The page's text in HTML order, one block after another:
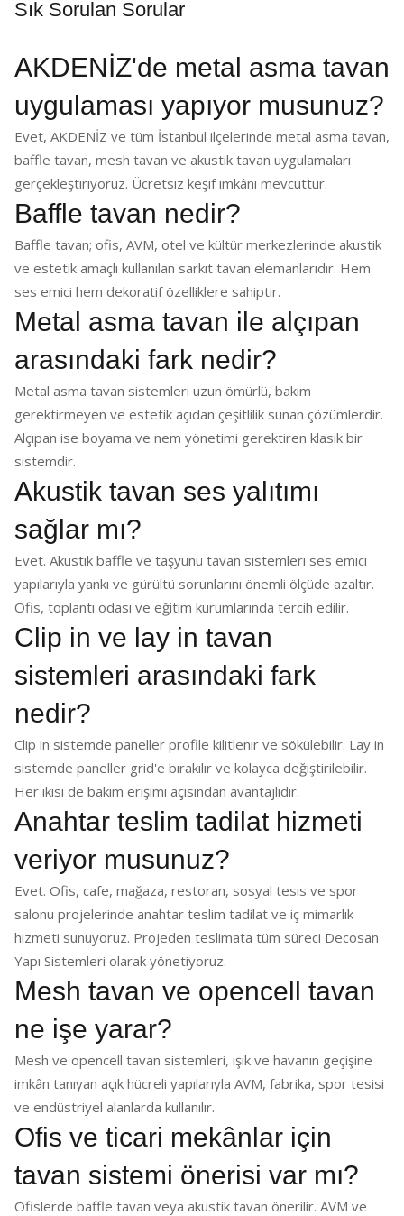
Sık Sorulan Sorular
AKDENİZ'de metal asma tavan
uygulaması yapıyor musunuz?
Evet, AKDENİZ ve tüm İstanbul ilçelerinde metal asma tavan,
baffle tavan, mesh tavan ve akustik tavan uygulamaları
gerçekleştiriyoruz. Ücretsiz keşif imkânı mevcuttur.
Baffle tavan nedir?
Baffle tavan; ofis, AVM, otel ve kültür merkezlerinde akustik
ve estetik amaçlı kullanılan sarkıt tavan elemanlarıdır. Hem
ses emici hem dekoratif özelliklere sahiptir.
Metal asma tavan ile alçıpan
arasındaki fark nedir?
Metal asma tavan sistemleri uzun ömürlü, bakım
gerektirmeyen ve estetik açıdan çeşitlilik sunan çözümlerdir.
Alçıpan ise boyama ve nem yönetimi gerektiren klasik bir
sistemdir.
Akustik tavan ses yalıtımı
sağlar mı?
Evet. Akustik baffle ve taşyünü tavan sistemleri ses emici
yapılarıyla yankı ve gürültü sorunlarını önemli ölçüde azaltır.
Ofis, toplantı odası ve eğitim kurumlarında tercih edilir.
Clip in ve lay in tavan
sistemleri arasındaki fark
nedir?
Clip in sistemde paneller profile kilitlenir ve sökülebilir. Lay in
sistemde paneller grid'e bırakılır ve kolayca değiştirilebilir.
Her ikisi de bakım erişimi açısından avantajlıdır.
Anahtar teslim tadilat hizmeti
veriyor musunuz?
Evet. Ofis, cafe, mağaza, restoran, sosyal tesis ve spor
salonu projelerinde anahtar teslim tadilat ve iç mimarlık
hizmeti sunuyoruz. Projeden teslimata tüm süreci Decosan
Yapı Sistemleri olarak yönetiyoruz.
Mesh tavan ve opencell tavan
ne işe yarar?
Mesh ve opencell tavan sistemleri, ışık ve havanın geçişine
imkân tanıyan açık hücreli yapılarıyla AVM, fabrika, spor tesisi
ve endüstriyel alanlarda kullanılır.
Ofis ve ticari mekânlar için
tavan sistemi önerisi var mı?
Ofislerde baffle tavan veya akustik tavan önerilir. AVM ve